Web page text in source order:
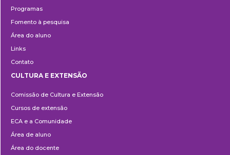
Programas
Fomento à pesquisa
Área do aluno
Links
Contato
e
Extensão
CULTURA E EXTENSÃO
Comissão de Cultura e Extensão
Cursos de extensão
ECA e a Comunidade
Área de aluno
Área do docente